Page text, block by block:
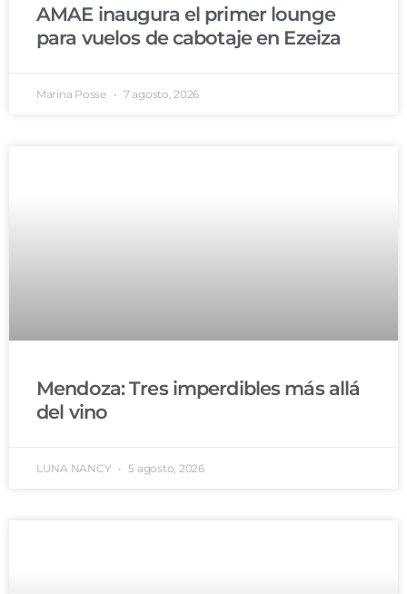
AMAE inaugura el primer lounge
para vuelos de cabotaje en Ezeiza
Marina Posse 7 agosto, 2026
Mendoza: Tres imperdibles más allá
del vino
LUNA NANCY 5 agosto, 2026